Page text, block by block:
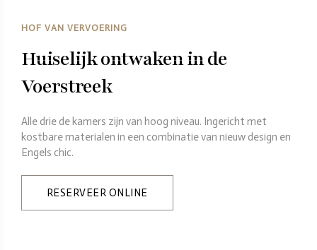
HOF VAN VERVOERING
Huiselijk ontwaken in de
Voerstreek
Alle drie de kamers zijn van hoog niveau. Ingericht met
kostbare materialen in een combinatie van nieuw design en
Engels chic.
RESERVEER ONLINE